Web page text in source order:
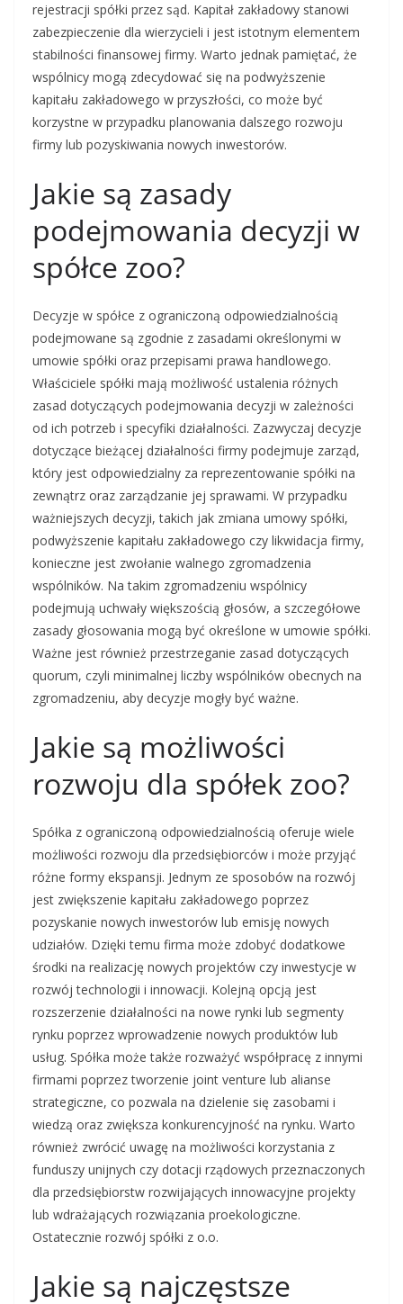
rejestracji spółki przez sąd. Kapitał zakładowy stanowi
zabezpieczenie dla wierzycieli i jest istotnym elementem
stabilności finansowej firmy. Warto jednak pamiętać, że
wspólnicy mogą zdecydować się na podwyższenie
kapitału zakładowego w przyszłości, co może być
korzystne w przypadku planowania dalszego rozwoju
firmy lub pozyskiwania nowych inwestorów.
Jakie są zasady
podejmowania decyzji w
spółce zoo?
Decyzje w spółce z ograniczoną odpowiedzialnością
podejmowane są zgodnie z zasadami określonymi w
umowie spółki oraz przepisami prawa handlowego.
Właściciele spółki mają możliwość ustalenia różnych
zasad dotyczących podejmowania decyzji w zależności
od ich potrzeb i specyfiki działalności. Zazwyczaj decyzje
dotyczące bieżącej działalności firmy podejmuje zarząd,
który jest odpowiedzialny za reprezentowanie spółki na
zewnątrz oraz zarządzanie jej sprawami. W przypadku
ważniejszych decyzji, takich jak zmiana umowy spółki,
podwyższenie kapitału zakładowego czy likwidacja firmy,
konieczne jest zwołanie walnego zgromadzenia
wspólników. Na takim zgromadzeniu wspólnicy
podejmują uchwały większością głosów, a szczegółowe
zasady głosowania mogą być określone w umowie spółki.
Ważne jest również przestrzeganie zasad dotyczących
quorum, czyli minimalnej liczby wspólników obecnych na
zgromadzeniu, aby decyzje mogły być ważne.
Jakie są możliwości
rozwoju dla spółek zoo?
Spółka z ograniczoną odpowiedzialnością oferuje wiele
możliwości rozwoju dla przedsiębiorców i może przyjąć
różne formy ekspansji. Jednym ze sposobów na rozwój
jest zwiększenie kapitału zakładowego poprzez
pozyskanie nowych inwestorów lub emisję nowych
udziałów. Dzięki temu firma może zdobyć dodatkowe
środki na realizację nowych projektów czy inwestycje w
rozwój technologii i innowacji. Kolejną opcją jest
rozszerzenie działalności na nowe rynki lub segmenty
rynku poprzez wprowadzenie nowych produktów lub
usług. Spółka może także rozważyć współpracę z innymi
firmami poprzez tworzenie joint venture lub alianse
strategiczne, co pozwala na dzielenie się zasobami i
wiedzą oraz zwiększa konkurencyjność na rynku. Warto
również zwrócić uwagę na możliwości korzystania z
funduszy unijnych czy dotacji rządowych przeznaczonych
dla przedsiębiorstw rozwijających innowacyjne projekty
lub wdrażających rozwiązania proekologiczne.
Ostatecznie rozwój spółki z o.o.
Jakie są najczęstsze